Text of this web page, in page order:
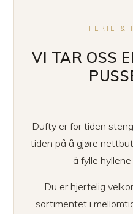
FERIE &
VI TAR OSS
Dufty er for tiden
tiden på å gjøre
å fylle
Du er hjertelig
sortimentet i